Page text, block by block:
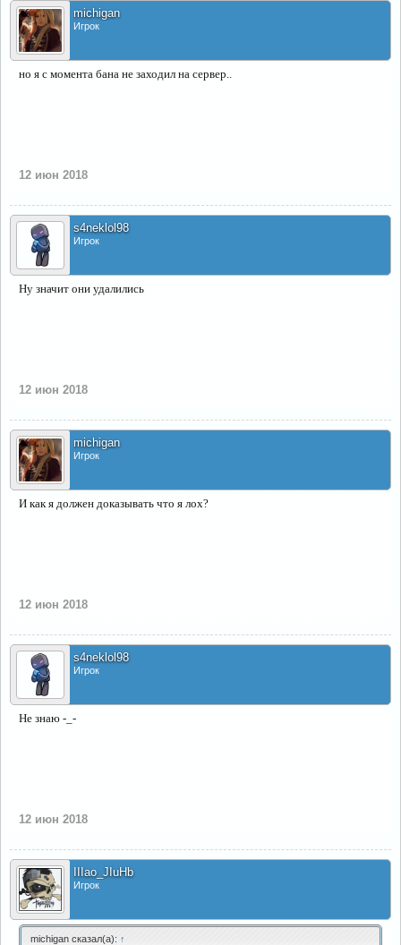
michigan
Игрок
но я с момента бана не заходил на сервер..
12 июн 2018
s4neklol98
Игрок
Ну значит они удалились
12 июн 2018
michigan
Игрок
И как я должен доказывать что я лох?
12 июн 2018
s4neklol98
Игрок
Не знаю -_-
12 июн 2018
IIIao_JIuHb
Игрок
michigan сказал(а): ↑